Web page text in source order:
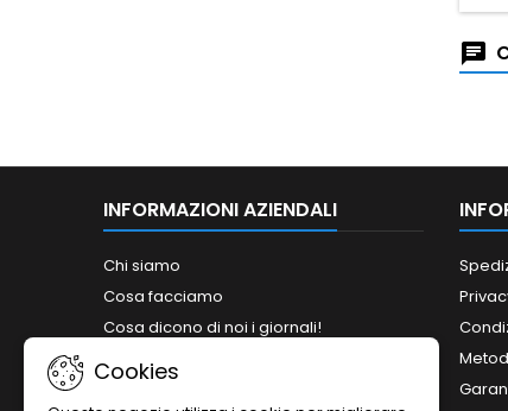
INFORMAZIONI AZIENDALI
Chi siamo
Cosa facciamo
Cosa dicono di noi i giornali!
Siamo abilitati ai bandi del MePA!
Cookies